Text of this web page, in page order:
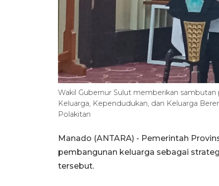
Wakil Gubernur Sulut memberikan
Keluarga, Kependudukan, dan Keluarga
Polakitan
Manado (ANTARA) - Pemerintah
pembangunan keluarga sebagai
tersebut.